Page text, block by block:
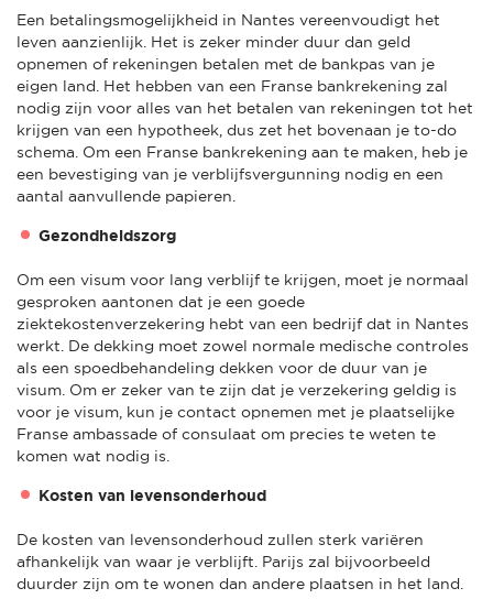
Een betalingsmogelijkheid in Nantes vereenvoudigt het
leven aanzienlijk. Het is zeker minder duur dan geld
opnemen of rekeningen betalen met de bankpas van je
eigen land. Het hebben van een Franse bankrekening zal
nodig zijn voor alles van het betalen van rekeningen tot het
krijgen van een hypotheek, dus zet het bovenaan je to-do
schema. Om een Franse bankrekening aan te maken, heb je
een bevestiging van je verblijfsvergunning nodig en een
aantal aanvullende papieren.
Gezondheidszorg
Om een visum voor lang verblijf te krijgen, moet je normaal
gesproken aantonen dat je een goede
ziektekostenverzekering hebt van een bedrijf dat in Nantes
werkt. De dekking moet zowel normale medische controles
als een spoedbehandeling dekken voor de duur van je
visum. Om er zeker van te zijn dat je verzekering geldig is
voor je visum, kun je contact opnemen met je plaatselijke
Franse ambassade of consulaat om precies te weten te
komen wat nodig is.
Kosten van levensonderhoud
De kosten van levensonderhoud zullen sterk variëren
afhankelijk van waar je verblijft. Parijs zal bijvoorbeeld
duurder zijn om te wonen dan andere plaatsen in het land.